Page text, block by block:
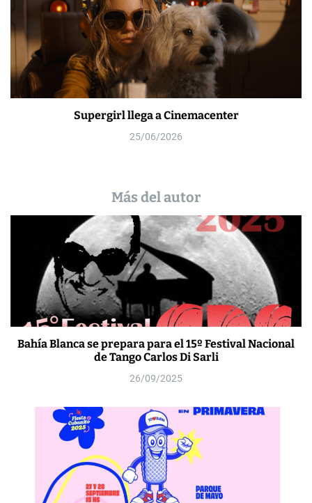
Supergirl llega a Cinemacenter
25/06/2026
Más del autor
Bahía Blanca se prepara para el 15º Festival Nacional
de Tango Carlos Di Sarli
26/09/2025